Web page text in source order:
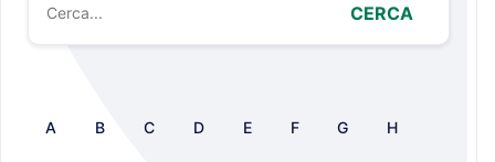
CERCA
A B C D E F G H